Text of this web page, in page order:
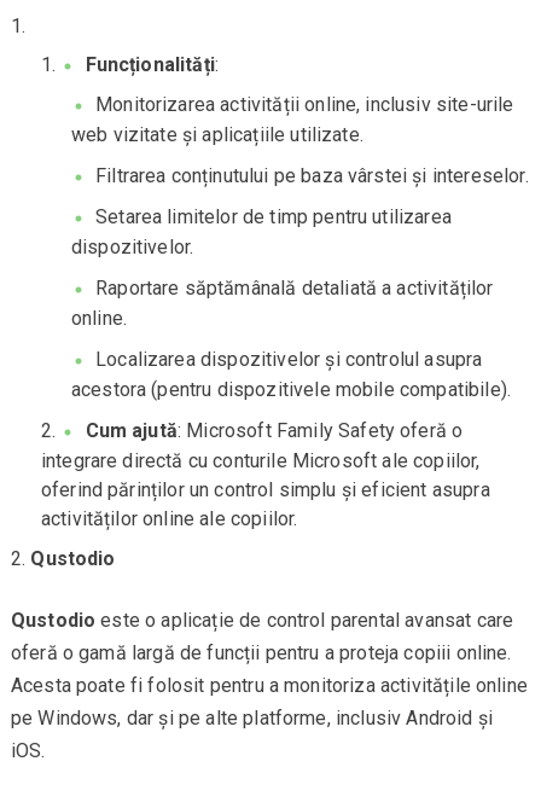
Funcționalități:
Monitorizarea activității online, inclusiv site-urile
web vizitate și aplicațiile utilizate.
Filtrarea conținutului pe baza vârstei și intereselor.
Setarea limitelor de timp pentru utilizarea
dispozitivelor.
Raportare săptămânală detaliată a activităților
online.
Localizarea dispozitivelor și controlul asupra
acestora (pentru dispozitivele mobile compatibile).
Cum ajută: Microsoft Family Safety oferă o
integrare directă cu conturile Microsoft ale copiilor,
oferind părinților un control simplu și eficient asupra
activităților online ale copiilor.
Qustodio
Qustodio este o aplicație de control parental avansat care
oferă o gamă largă de funcții pentru a proteja copiii online.
Acesta poate fi folosit pentru a monitoriza activitățile online
pe Windows, dar și pe alte platforme, inclusiv Android și
iOS.